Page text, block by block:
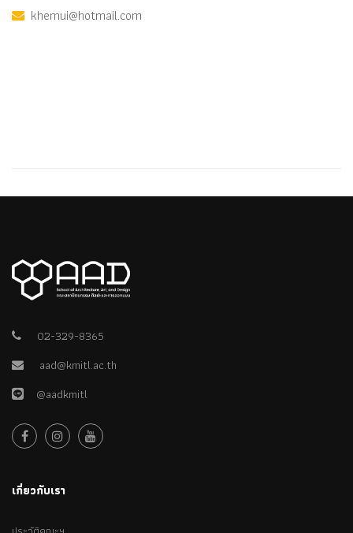
khemui@hotmail.com
02-329-8365
aad@kmitl.ac.th
@aadkmitl
เกี่ยวกับเรา